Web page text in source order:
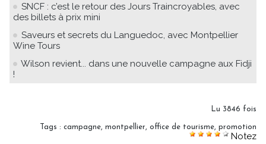
SNCF : c’est le retour des Jours Traincroyables, avec
des billets à prix mini
Saveurs et secrets du Languedoc, avec Montpellier
Wine Tours
Wilson revient... dans une nouvelle campagne aux Fidji
!
Lu 3846 fois
Tags : campagne montpellier office de tourisme promotion
Notez